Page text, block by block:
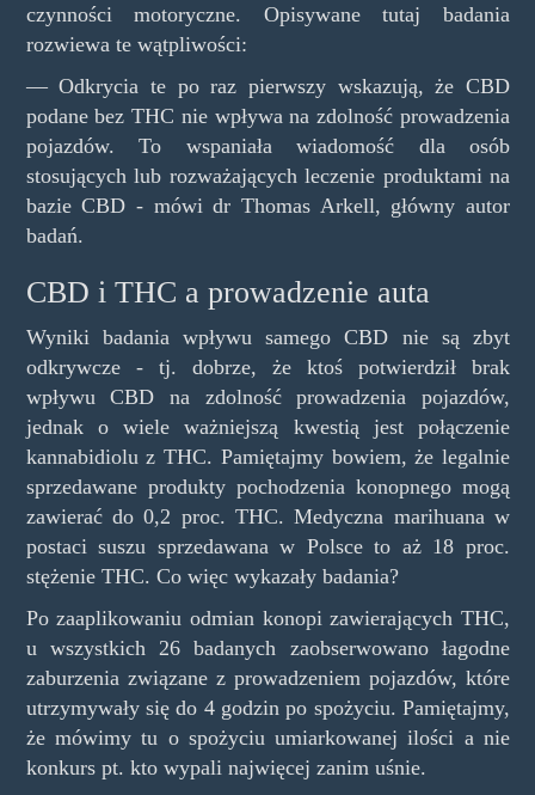
czynności motoryczne. Opisywane tutaj badania
rozwiewa te wątpliwości:
— Odkrycia te po raz pierwszy wskazują, że CBD
podane bez THC nie wpływa na zdolność prowadzenia
pojazdów. To wspaniała wiadomość dla osób
stosujących lub rozważających leczenie produktami na
bazie CBD - mówi dr Thomas Arkell, główny autor
badań.
CBD i THC a prowadzenie auta
Wyniki badania wpływu samego CBD nie są zbyt
odkrywcze - tj. dobrze, że ktoś potwierdził brak
wpływu CBD na zdolność prowadzenia pojazdów,
jednak o wiele ważniejszą kwestią jest połączenie
kannabidiolu z THC. Pamiętajmy bowiem, że legalnie
sprzedawane produkty pochodzenia konopnego mogą
zawierać do 0,2 proc. THC. Medyczna marihuana w
postaci suszu sprzedawana w Polsce to aż 18 proc.
stężenie THC. Co więc wykazały badania?
Po zaaplikowaniu odmian konopi zawierających THC,
u wszystkich 26 badanych zaobserwowano łagodne
zaburzenia związane z prowadzeniem pojazdów, które
utrzymywały się do 4 godzin po spożyciu. Pamiętajmy,
że mówimy tu o spożyciu umiarkowanej ilości a nie
konkurs pt. kto wypali najwięcej zanim uśnie.